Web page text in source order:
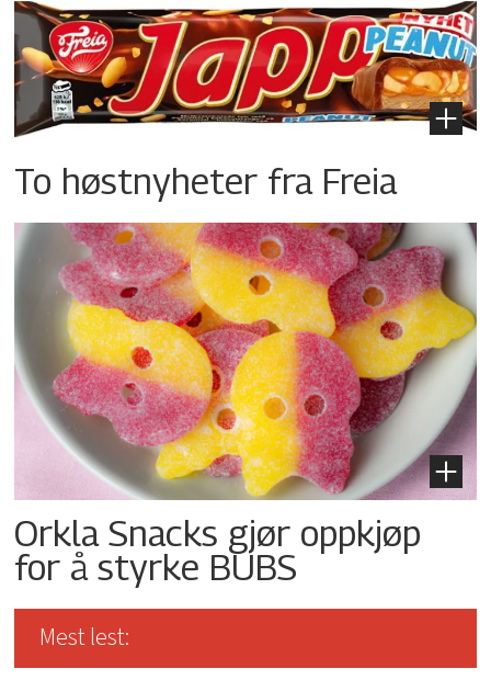
To høstnyheter fra Freia
Orkla Snacks gjør oppkjøp
for å styrke BUBS
Mest lest: